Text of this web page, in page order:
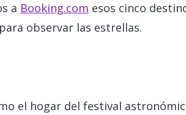
a Booking.com esos cinco
observar las estrellas.
el hogar del festival